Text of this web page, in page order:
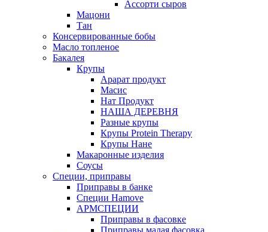
Ассорти сыров
Мацони
Тан
Консервированные бобы
Масло топленое
Бакалея
Крупы
Арарат продукт
Масис
Нат Продукт
НАША ДЕРЕВНЯ
Разные крупы
Крупы Protein Therapy
Крупы Нане
Макаронные изделия
Соусы
Специи, приправы
Приправы в банке
Специи Hamove
АРМСПЕЦИИ
Приправы в фасовке
Приправы малая фасовка